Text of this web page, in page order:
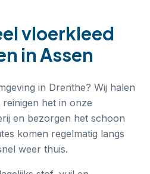
vloerkleed
inAssen
in Drenthe? Wij halen
het in onze
en bezorgen het schoon
komen regelmatig langs
weer thuis.